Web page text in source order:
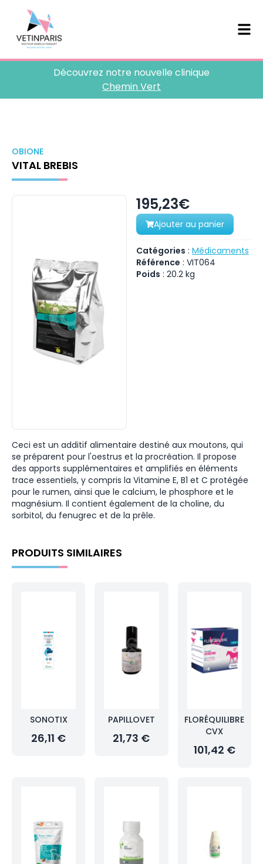
Découvrez notre nouvelle clinique
Chemin Vert
OBIONE
VITAL BREBIS
195,23€
Ajouter au panier
Catégories : Médicaments
Référence : VIT064
Poids : 20.2 kg
Ceci est un additif alimentaire destiné aux moutons, qui
se préparent pour l'oestrus et la procréation. Il propose
des apports supplémentaires et amplifiés en éléments
trace essentiels, y compris la Vitamine E, B1 et C protégée
pour le rumen, ainsi que le calcium, le phosphore et le
magnésium. Il contient également de la choline, du
sorbitol, du fenugrec et de la prêle.
PRODUITS SIMILAIRES
SONOTIX
26,11 €
PAPILLOVET
21,73 €
FLORÉQUILIBRE
CVX
101,42 €